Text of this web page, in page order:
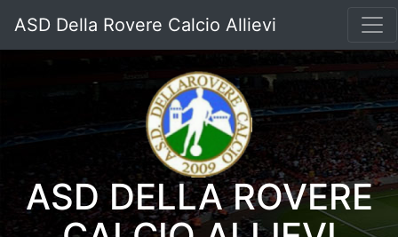
ASD Della Rovere Calcio Allievi
ASD DELLA ROVERE